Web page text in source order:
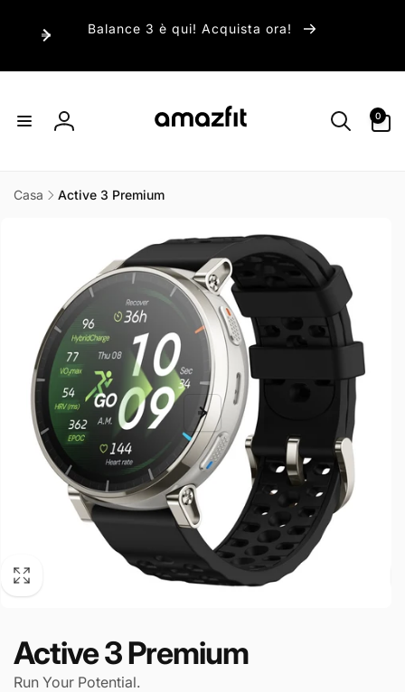
contenuti
Balance 3 è qui! Acquista ora!
Accedi
0
articoli
Casa
Active 3 Premium
Active 3 Premium
Run Your Potential.